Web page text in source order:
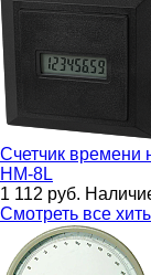
Счетчик времени
HM-8L
1 112 руб.
Смотреть все